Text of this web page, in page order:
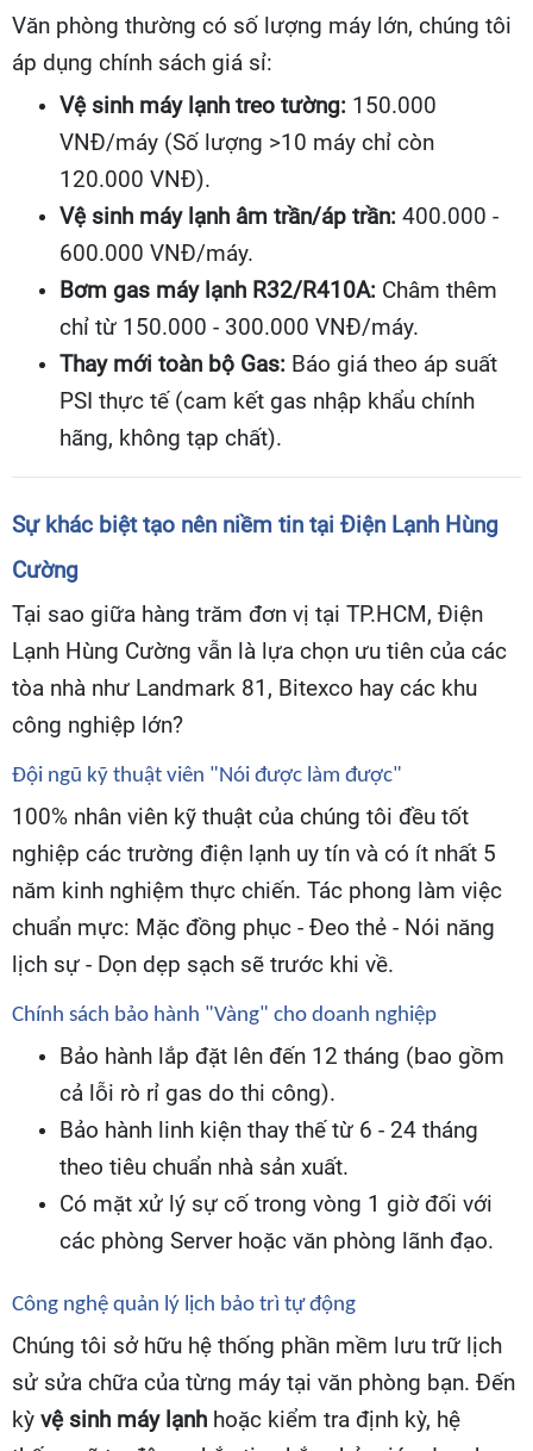
Văn phòng thường có số lượng máy lớn, chúng tôi
áp dụng chính sách giá sỉ:
Vệ sinh máy lạnh treo tường: 150.000
VNĐ/máy (Số lượng >10 máy chỉ còn
120.000 VNĐ).
Vệ sinh máy lạnh âm trần/áp trần: 400.000 -
600.000 VNĐ/máy.
Bơm gas máy lạnh R32/R410A: Châm thêm
chỉ từ 150.000 - 300.000 VNĐ/máy.
Thay mới toàn bộ Gas: Báo giá theo áp suất
PSI thực tế (cam kết gas nhập khẩu chính
hãng, không tạp chất).
Sự khác biệt tạo nên niềm tin tại Điện Lạnh Hùng
Cường
Tại sao giữa hàng trăm đơn vị tại TP.HCM, Điện
Lạnh Hùng Cường vẫn là lựa chọn ưu tiên của các
tòa nhà như Landmark 81, Bitexco hay các khu
công nghiệp lớn?
Đội ngũ kỹ thuật viên "Nói được làm được"
100% nhân viên kỹ thuật của chúng tôi đều tốt
nghiệp các trường điện lạnh uy tín và có ít nhất 5
năm kinh nghiệm thực chiến. Tác phong làm việc
chuẩn mực: Mặc đồng phục - Đeo thẻ - Nói năng
lịch sự - Dọn dẹp sạch sẽ trước khi về.
Chính sách bảo hành "Vàng" cho doanh nghiệp
Bảo hành lắp đặt lên đến 12 tháng (bao gồm
cả lỗi rò rỉ gas do thi công).
Bảo hành linh kiện thay thế từ 6 - 24 tháng
theo tiêu chuẩn nhà sản xuất.
Có mặt xử lý sự cố trong vòng 1 giờ đối với
các phòng Server hoặc văn phòng lãnh đạo.
Công nghệ quản lý lịch bảo trì tự động
Chúng tôi sở hữu hệ thống phần mềm lưu trữ lịch
sử sửa chữa của từng máy tại văn phòng bạn. Đến
kỳ vệ sinh máy lạnh hoặc kiểm tra định kỳ, hệ